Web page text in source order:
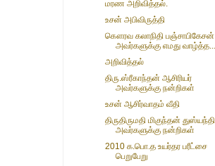
மரண அறிவித்தல்.
உசன் அபிவிருத்தி
கௌரவ கலாநிதி பஞ்சாபிகேசன்
அவர்களுக்கு எமது வாழ்த்த...
அறிவித்தல்
திரு.ஸ்ரீகாந்தன் ஆசிரியர்
அவர்களுக்கு நன்றிகள்
உசன் ஆசிர்வாதம் வீதி
திருதிருமதி மிகுந்தன் துஸ்யந்தி
அவர்களுக்கு நன்றிகள்
2010 க.பொ.த உயர்தர பரீட்சை
பெறுபேறு